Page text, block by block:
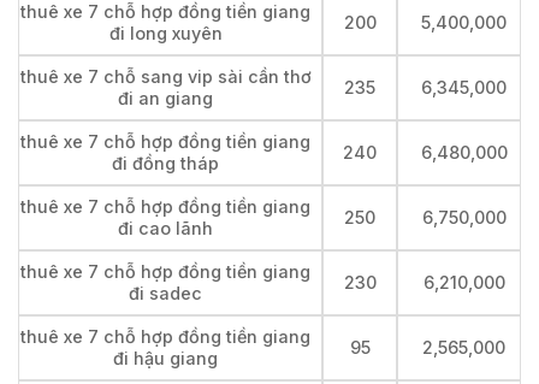
thuê xe 7 chỗ hợp đồng tiền giang
đi long xuyên
200 5,400,000
thuê xe 7 chỗ sang vip sài cần thơ
đi an giang
235 6,345,000
thuê xe 7 chỗ hợp đồng tiền giang
đi đồng tháp
240 6,480,000
thuê xe 7 chỗ hợp đồng tiền giang
đi cao lãnh
250 6,750,000
thuê xe 7 chỗ hợp đồng tiền giang
đi sadec
230 6,210,000
thuê xe 7 chỗ hợp đồng tiền giang
đi hậu giang
95 2,565,000